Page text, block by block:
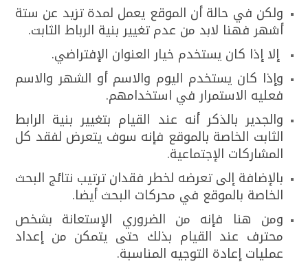
ولكن في حالة أن الموقع يعمل لمدة تزيد عن ستة
أشهر فهنا لابد من عدم تغيير بنية الرباط الثابت.
إلا إذا كان يستخدم خيار العنوان الإفتراضي.
وإذا كان يستخدم اليوم والاسم أو الشهر والاسم
فعليه الاستمرار في استخدامهم.
والجدير بالذكر أنه عند القيام بتغيير بنية الرابط
الثابت الخاصة بالموقع فإنه سوف يتعرض لفقد كل
المشاركات الإجتماعية.
بالإضافة إلى تعرضه لخطر فقدان ترتيب نتائج البحث
الخاصة بالموقع في محركات البحث أيضا.
ومن هنا فإنه من الضروري الإستعانة بشخص
محترف عند القيام بذلك حتى يتمكن من إعداد
عمليات إعادة التوجيه المناسبة.